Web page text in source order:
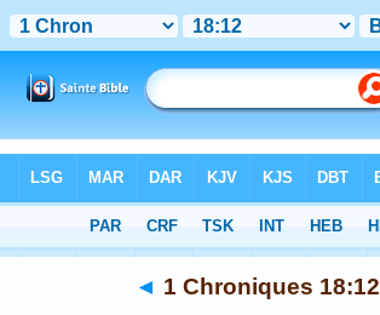
>Chapitre 18 > Verset 12
◄ 1 Chroniques 18:12